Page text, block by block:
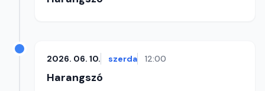
2026. 06. 10. szerda 12:00
Harangszó